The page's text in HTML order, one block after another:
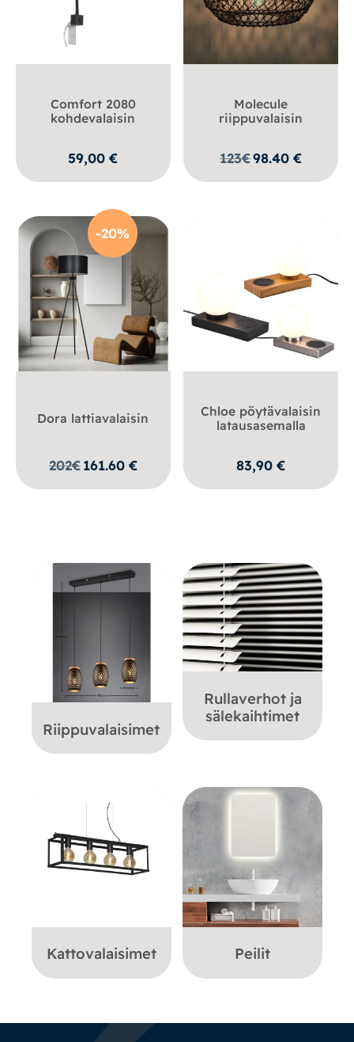
Comfort 2080
kohdevalaisin
59,00€
Molecule
riippuvalaisin
123€98.40€
-20%
Dora lattiavalaisin
202€161.60 €
Chloe pöytävalaisin
latausasemalla
83,90€
Riippuvalaisimet
Rullaverhot ja
sälekaihtimet
Kattovalaisimet Peilit